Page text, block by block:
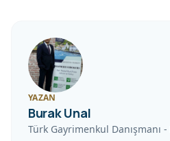
YAZAN
Burak Unal
Türk Gayrimenkul Danışmanı -